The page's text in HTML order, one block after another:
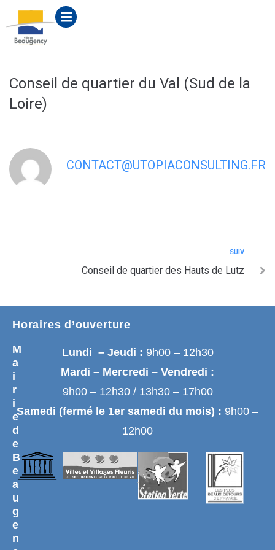
principal
Conseil de quartier du Val (Sud de la
Loire)
CONTACT@UTOPIACONSULTING.FR
SUIV
Conseil de quartier des Hauts de Lutz
M
a
i
r
i
e
d
e
B
e
a
u
g
e
n
Horaires d’ouverture
Lundi – Jeudi : 9h00 – 12h30
Mardi – Mercredi – Vendredi :
9h00 – 12h30 / 13h30 – 17h00
Samedi (fermé le 1er samedi du mois) : 9h00 –
12h00